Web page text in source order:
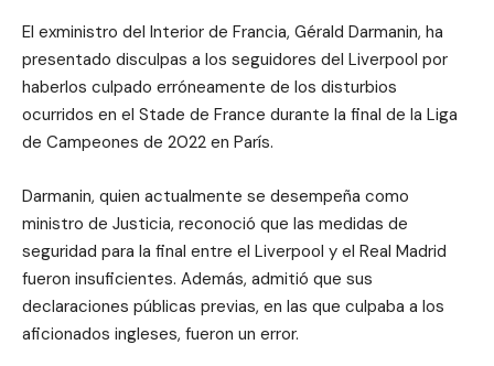
El exministro del Interior de Francia, Gérald Darmanin, ha
presentado disculpas a los seguidores del Liverpool por
haberlos culpado erróneamente de los disturbios
ocurridos en el Stade de France durante la final de la Liga
de Campeones de 2022 en París.
Darmanin, quien actualmente se desempeña como
ministro de Justicia, reconoció que las medidas de
seguridad para la final entre el Liverpool y el Real Madrid
fueron insuficientes. Además, admitió que sus
declaraciones públicas previas, en las que culpaba a los
aficionados ingleses, fueron un error.